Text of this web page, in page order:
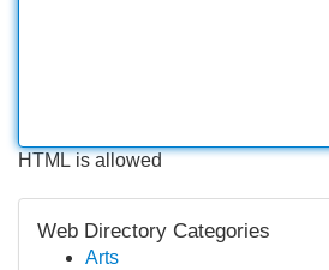
HTML is allowed
Web Directory Categories
Arts